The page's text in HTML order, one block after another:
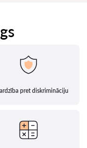
pret diskrimināciju